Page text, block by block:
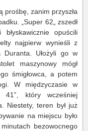
prośbę, zanim przyszła
„Super 62„ zszedł
opuścili
najpierw wynieśli z
Duranta. Ułożyli go w
maszynowy mógł
śmigłowca, a potem
W międzyczasie w
41”, który wcześniej
Niestety, teren był już
na miejscu było
bezowocnego